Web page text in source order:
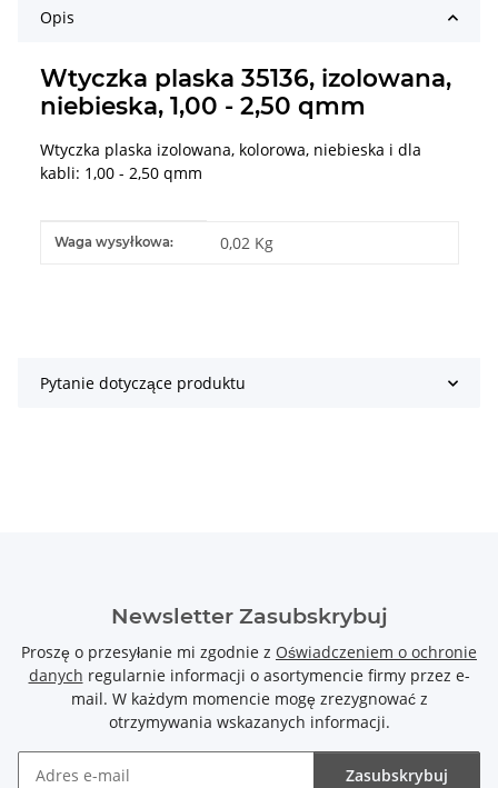
Opis
Wtyczka plaska 35136, izolowana,
niebieska, 1,00 - 2,50 qmm
Wtyczka plaska izolowana, kolorowa, niebieska i dla
kabli: 1,00 - 2,50 qmm
#productDetails.itemInformation#
#productDetails.itemValue#
Waga wysyłkowa: 0,02 Kg
Pytanie dotyczące produktu
Newsletter Zasubskrybuj
Proszę o przesyłanie mi zgodnie z Oświadczeniem o ochronie
danych regularnie informacji o asortymencie firmy przez e-
mail. W każdym momencie mogę zrezygnować z
otrzymywania wskazanych informacji.
Zasubskrybuj